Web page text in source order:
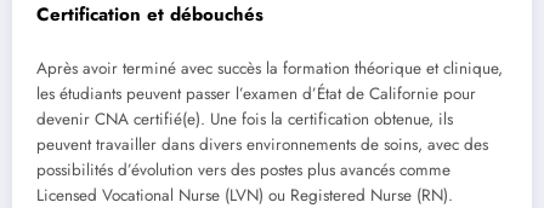
Certification et débouchés
Après avoir terminé avec succès la formation théorique et clinique,
les étudiants peuvent passer l’examen d’État de Californie pour
devenir CNA certifié(e). Une fois la certification obtenue, ils
peuvent travailler dans divers environnements de soins, avec des
possibilités d’évolution vers des postes plus avancés comme
Licensed Vocational Nurse (LVN) ou Registered Nurse (RN).